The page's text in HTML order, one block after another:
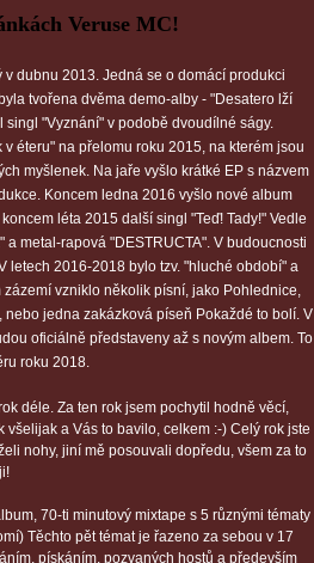
Veruse MC!
dubnu 2013. Jedná se o domácí produkci
tvořena dvěma demo-alby - "Desatero lží
singl "Vyznání" v podobě dvoudílné ságy.
éteru" na přelomu roku 2015, na kterém jsou
myšlenek. Na jaře vyšlo krátké EP s názvem
Koncem ledna 2016 vyšlo nové album
léta 2015 další singl "Teď! Tady!" Vedle
metal-rapová "DESTRUCTA". V budoucnosti
letech 2016-2018 bylo tzv. "hluché období" a
vzniklo několik písní, jako Pohlednice,
nebo jedna zakázková píseň Pokaždé to bolí. V
oficiálně představeny až s novým albem. To
roku 2018.
déle. Za ten rok jsem pochytil hodně věcí,
a Vás to bavilo, celkem :-) Celý rok jste
nohy, jiní mě posouvali dopředu, všem za to
70-ti minutový mixtape s 5 různými tématy
Těchto pět témat je řazeno za sebou v 17
pískáním, pozvaných hostů a především